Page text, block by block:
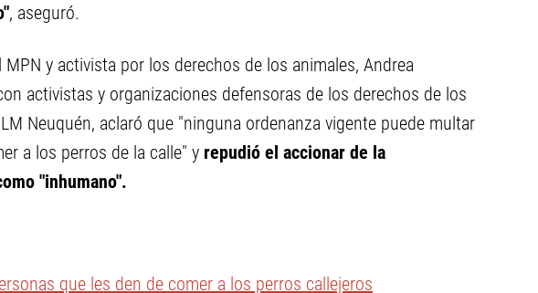
, aseguró.
y activista por los derechos de los animales, Andrea
activistas y organizaciones defensoras de los derechos de los
Neuquén, aclaró que "ninguna ordenanza vigente puede multar
a los perros de la calle" y repudió el accionar de la
"inhumano".
que les den de comer a los perros callejeros